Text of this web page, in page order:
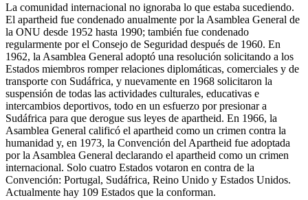
La comunidad internacional no ignoraba lo que estaba sucediendo.
El apartheid fue condenado anualmente por la Asamblea General de
la ONU desde 1952 hasta 1990; también fue condenado
regularmente por el Consejo de Seguridad después de 1960. En
1962, la Asamblea General adoptó una resolución solicitando a los
Estados miembros romper relaciones diplomáticas, comerciales y de
transporte con Sudáfrica, y nuevamente en 1968 solicitaron la
suspensión de todas las actividades culturales, educativas e
intercambios deportivos, todo en un esfuerzo por presionar a
Sudáfrica para que derogue sus leyes de apartheid. En 1966, la
Asamblea General calificó el apartheid como un crimen contra la
humanidad y, en 1973, la Convención del Apartheid fue adoptada
por la Asamblea General declarando el apartheid como un crimen
internacional. Solo cuatro Estados votaron en contra de la
Convención: Portugal, Sudáfrica, Reino Unido y Estados Unidos.
Actualmente hay 109 Estados que la conforman.